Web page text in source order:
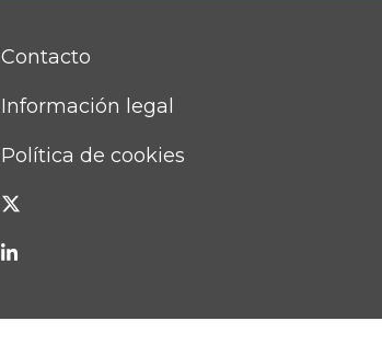
FOOTER
MENU
Contacto
Información legal
Política de cookies